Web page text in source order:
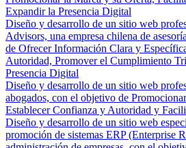
Expandir la Presencia Digital
Diseño y desarrollo de un sitio web
Advisors, una empresa chilena de
de Ofrecer Información Clara y
Autoridad, Promover el Cumplimiento
Presencia Digital
Diseño y desarrollo de un sitio web
abogados, con el objetivo de
Establecer Confianza y Autoridad y
Diseño y desarrollo de un sitio web
promoción de sistemas ERP (Enterprise